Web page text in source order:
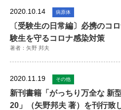
2020.10.14 病原体
〔受験生の日常編〕必携のコ
験生を守るコロナ感染対策
著者：矢野 邦夫
2020.11.19 その他
新刊書籍「がっちり万全な 新
20」（矢野邦夫 著）を刊行致